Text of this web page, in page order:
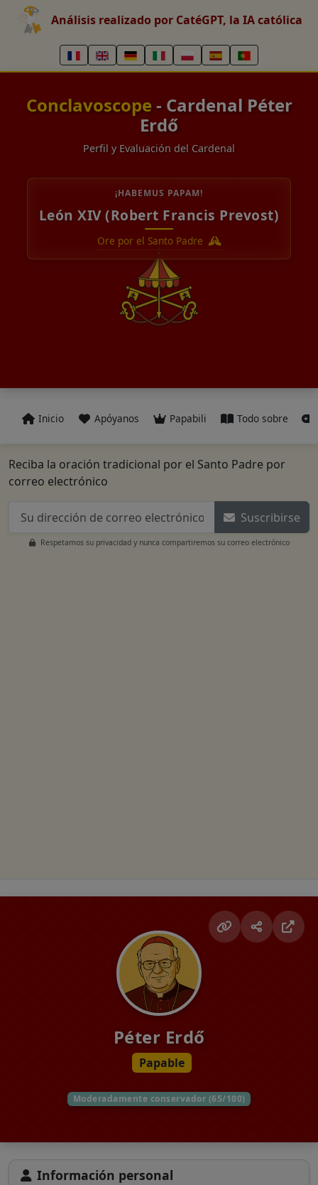
Análisis realizado por CatéGPT, la IA católica
Conclavoscope - Cardenal Péter
Erdő
Perfil y Evaluación del Cardenal
¡HABEMUS PAPAM!
León XIV (Robert Francis Prevost)
Ore por el Santo Padre
Inicio Apóyanos Papabili Todo sobre
Reciba la oración tradicional por el Santo Padre por
correo electrónico
Suscribirse
Respetamos su privacidad y nunca compartiremos su correo electrónico
Péter Erdő
Papable
Moderadamente conservador (65/100)
Información personal